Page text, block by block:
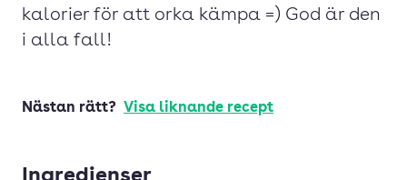
kalorier för att orka kämpa =) God är den
i alla fall!
Nästan rätt? Visa liknande recept